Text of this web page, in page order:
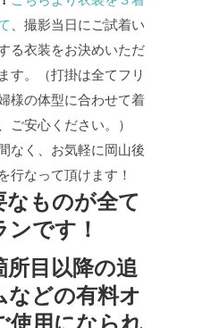
、撮影当日にご試着い
る衣装をお決めいただ
す。（打掛は全てフリ
様の体型に合わせて着
ご安心ください。）
なく、お気軽に岡山後
行なって頂けます！
ものが全て
です！
所目以降の追
などの有料オ
使用になられ